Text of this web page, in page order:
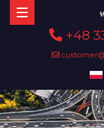
+48